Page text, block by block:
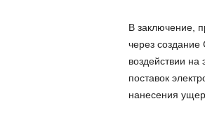
В заключение,
через
воздействии на
поставок
нанесения